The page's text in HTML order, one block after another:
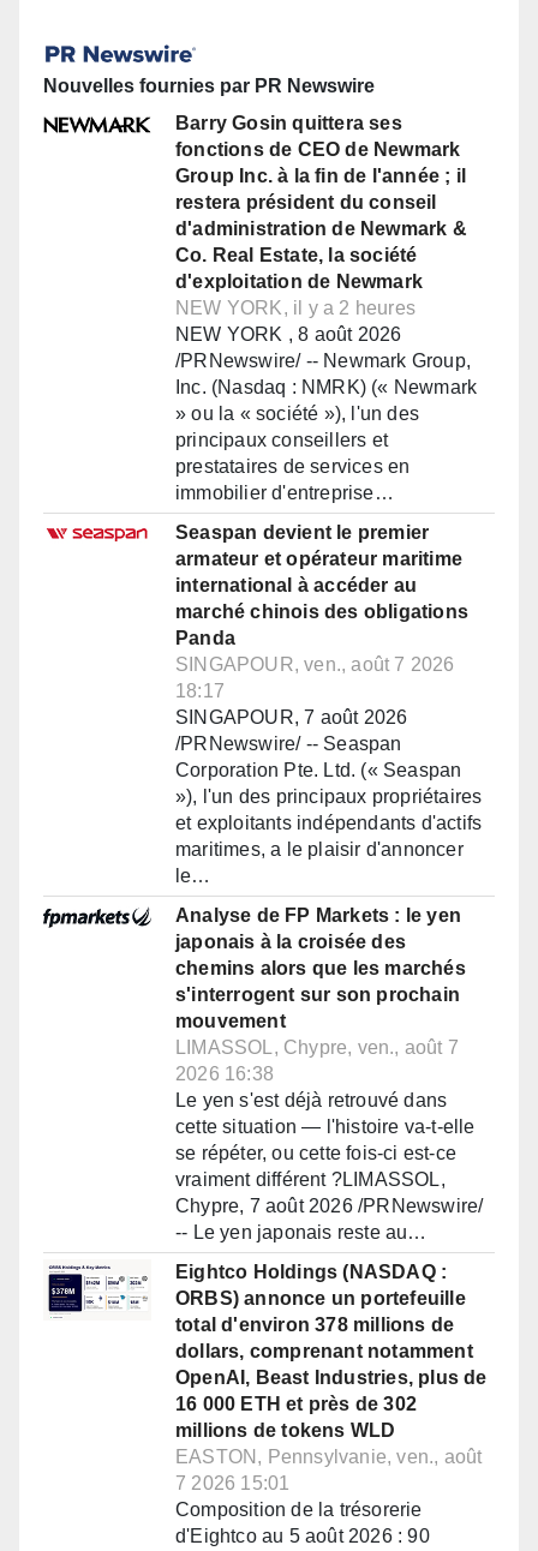
Nouvelles fournies par PR Newswire
Barry Gosin quittera ses
fonctions de CEO de Newmark
Group Inc. à la fin de l'année ; il
restera président du conseil
d'administration de Newmark &
Co. Real Estate, la société
d'exploitation de Newmark
NEW YORK, il y a 2 heures
NEW YORK , 8 août 2026
/PRNewswire/ -- Newmark Group,
Inc. (Nasdaq : NMRK) (« Newmark
» ou la « société »), l'un des
principaux conseillers et
prestataires de services en
immobilier d'entreprise…
Seaspan devient le premier
armateur et opérateur maritime
international à accéder au
marché chinois des obligations
Panda
SINGAPOUR, ven., août 7 2026
18:17
SINGAPOUR, 7 août 2026
/PRNewswire/ -- Seaspan
Corporation Pte. Ltd. (« Seaspan
»), l'un des principaux propriétaires
et exploitants indépendants d'actifs
maritimes, a le plaisir d'annoncer
le…
Analyse de FP Markets : le yen
japonais à la croisée des
chemins alors que les marchés
s'interrogent sur son prochain
mouvement
LIMASSOL, Chypre, ven., août 7
2026 16:38
Le yen s'est déjà retrouvé dans
cette situation — l'histoire va-t-elle
se répéter, ou cette fois-ci est-ce
vraiment différent ?LIMASSOL,
Chypre, 7 août 2026 /PRNewswire/
-- Le yen japonais reste au…
Eightco Holdings (NASDAQ :
ORBS) annonce un portefeuille
total d'environ 378 millions de
dollars, comprenant notamment
OpenAI, Beast Industries, plus de
16 000 ETH et près de 302
millions de tokens WLD
EASTON, Pennsylvanie, ven., août
7 2026 15:01
Composition de la trésorerie
d'Eightco au 5 août 2026 : 90